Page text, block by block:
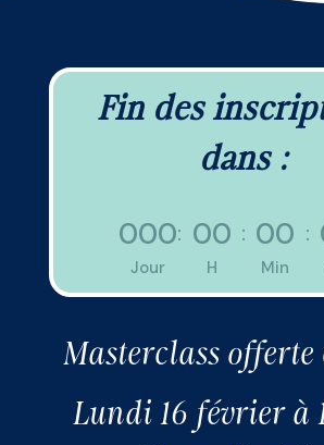
Fin des
dans :
000
Jour
: 00
H
: 00
Min
:
Masterclass offerte
Lundi 16 février à